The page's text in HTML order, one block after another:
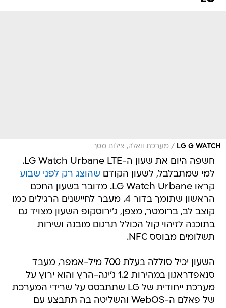
LG G WATCH
/ מערכת וואלה, צילום מסך
חשפה היום את שעון ה-LG Watch Urbane LTE.
למי שמתבלבל, לשעון הקודם שהוצג רק לפני שבוע
קראו LG Watch Urbane. מדובר בשעון החכם
הראשון שתומך בדור 4. מעבר לחיישנים הרגילים כמו
קוצב לב, ברומטר, מצפן, ג'ירוסקופ השעון מצויד גם
בתוכנה לזיהוי קול הכולל תרגום מובנה ושירות
תשלומים מבוסס NFC.
השעון יכיל סוללה בעלת 700 מיל-אמפר, מעבד
סנאפדראגון במהירות 1.2 ג'יגה-הרץ והוא ירוץ על
מערכת ייחודית של LG שתתבסס על שרידי המערכת
של פאלם ה-WebOS והשליטה בה תתבצע עם